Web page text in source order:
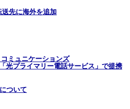
送先に海外を追加
ミュニケーションズ
光プライマリー電話サービス」で提携
ついて